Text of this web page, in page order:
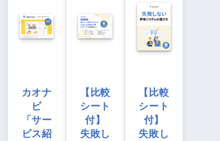
カオナ
ビ
「サー
ビス紹
【比較
シート
付】
失敗し
【比較
シート
付】
失敗し